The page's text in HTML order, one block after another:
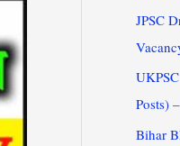
JPSC
Posts)
Bihar